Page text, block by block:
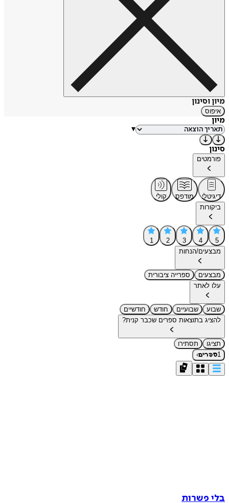
מיון וסינון
איפוס
מיון
▾
סינון
פורמטים
דיגיטלי מודפס
קולי
ביקורות
5
4
3
2
1
מבצעים/הנחות
מבצעים
ספרייה ציבורית
עלו לאתר
שבוע שבועיים חודש
חודשיים
להציג בתוצאות ספרים שכבר קנית?
תציגו
תסתירו
1ספרים›
בלי פשרות